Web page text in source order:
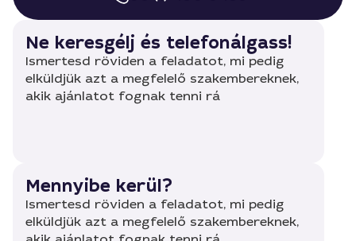
Ne keresgélj és telefonálgass!
Ismertesd röviden a feladatot, mi pedig
elküldjük azt a megfelelő szakembereknek,
akik ajánlatot fognak tenni rá
Mennyibe kerül?
Ismertesd röviden a feladatot, mi pedig
elküldjük azt a megfelelő szakembereknek,